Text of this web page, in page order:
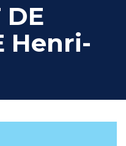
DE
Henri-